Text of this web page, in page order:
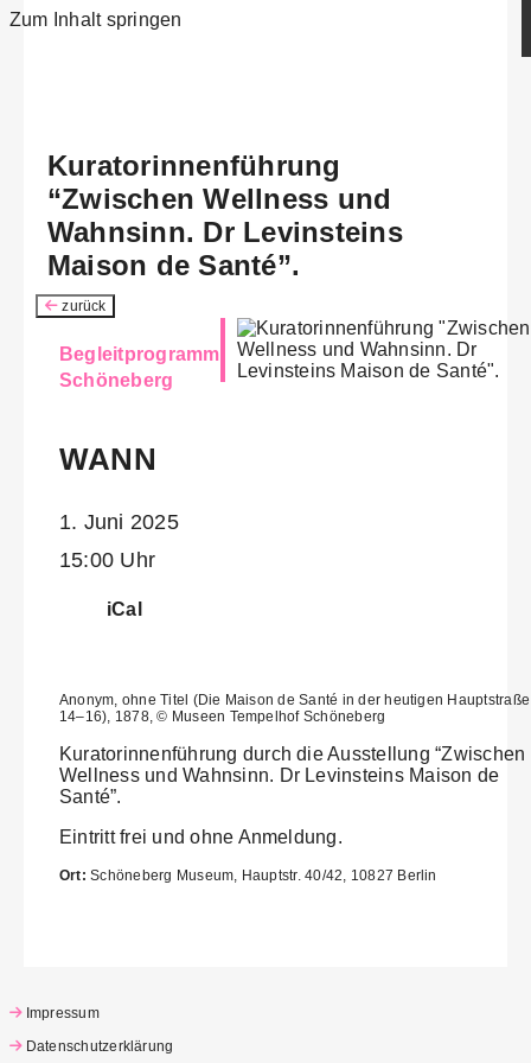
Zum Inhalt springen
Kuratorinnenführung
“Zwischen Wellness und
Wahnsinn. Dr Levinsteins
Maison de Santé”.
zurück
Begleitprogramm
Schöneberg
WANN
1. Juni 2025
15:00 Uhr
iCal
Anonym, ohne Titel (Die Maison de Santé in der heutigen Hauptstraße
14–16), 1878, © Museen Tempelhof Schöneberg
Kuratorinnenführung durch die Ausstellung “Zwischen
Wellness und Wahnsinn. Dr Levinsteins Maison de
Santé”.
Eintritt frei und ohne Anmeldung.
Ort:Schöneberg Museum, Hauptstr. 40/42, 10827 Berlin
Impressum
Datenschutzerklärung